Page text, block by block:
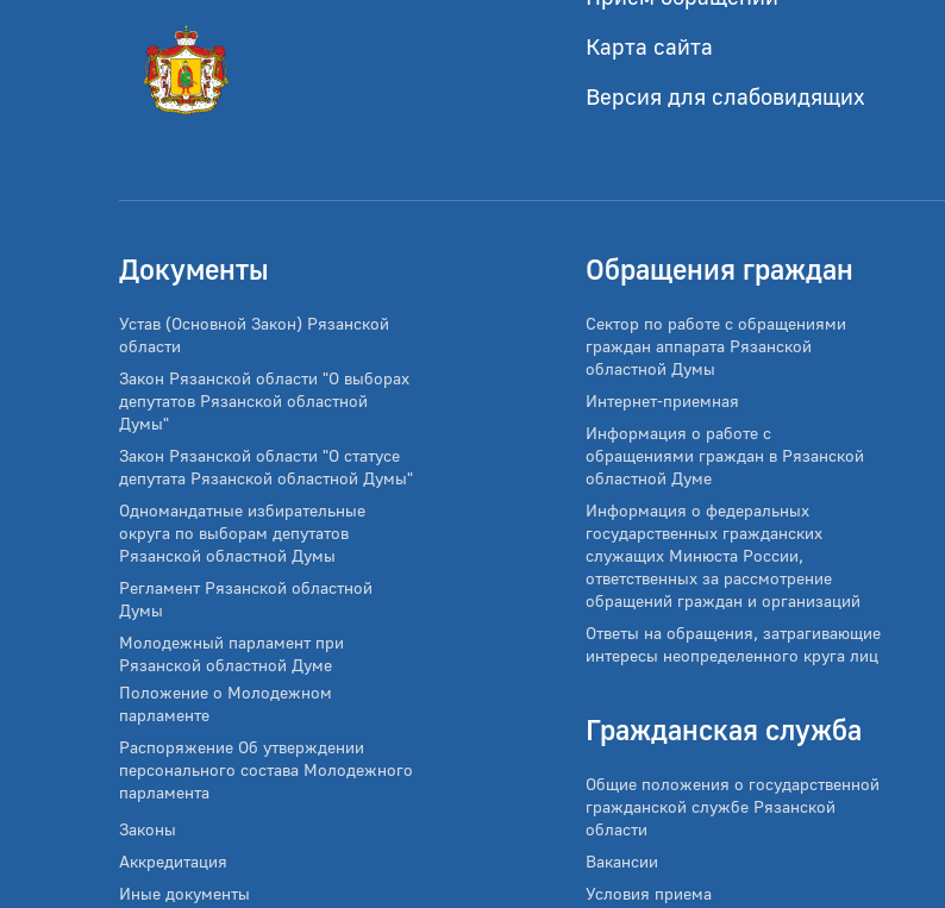
Карта сайта
Версия для слабовидящих
Документы
Устав (Основной Закон) Рязанской
области
Закон Рязанской области "О выборах
депутатов Рязанской областной
Думы"
Закон Рязанской области "О статусе
депутата Рязанской областной Думы"
Одномандатные избирательные
округа по выборам депутатов
Рязанской областной Думы
Регламент Рязанской областной
Думы
Молодежный парламент при
Рязанской областной Думе
Положение о Молодежном
парламенте
Распоряжение Об утверждении
персонального состава Молодежного
парламента
Законы
Аккредитация
Иные документы
Обращения граждан
Сектор по работе с обращениями
граждан аппарата Рязанской
областной Думы
Интернет-приемная
Информация о работе с
обращениями граждан в Рязанской
областной Думе
Информация о федеральных
государственных гражданских
служащих Минюста России,
ответственных за рассмотрение
обращений граждан и организаций
Ответы на обращения, затрагивающие
интересы неопределенного круга лиц
Гражданская служба
Общие положения о государственной
гражданской службе Рязанской
области
Вакансии
Условия приема